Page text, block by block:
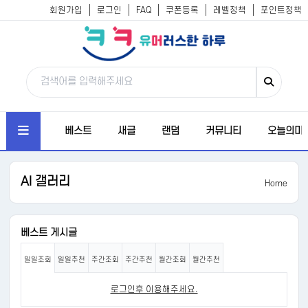
회원가입 로그인 FAQ 쿠폰등록 레벨정책 포인트정책
베스트 새글 랜덤 커뮤니티 오늘의미
AI 갤러리 Home
베스트 게시글
일일조회 일일추천 주간조회 주간추천 월간조회 월간추천
로그인후 이용해주세요.